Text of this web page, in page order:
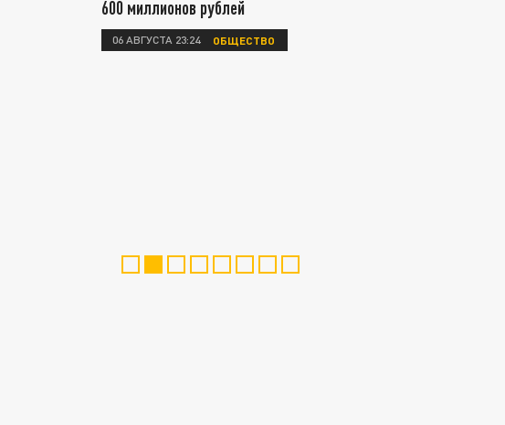
600 миллионов рублей
06 АВГУСТА 23:24 ОБЩЕСТВО